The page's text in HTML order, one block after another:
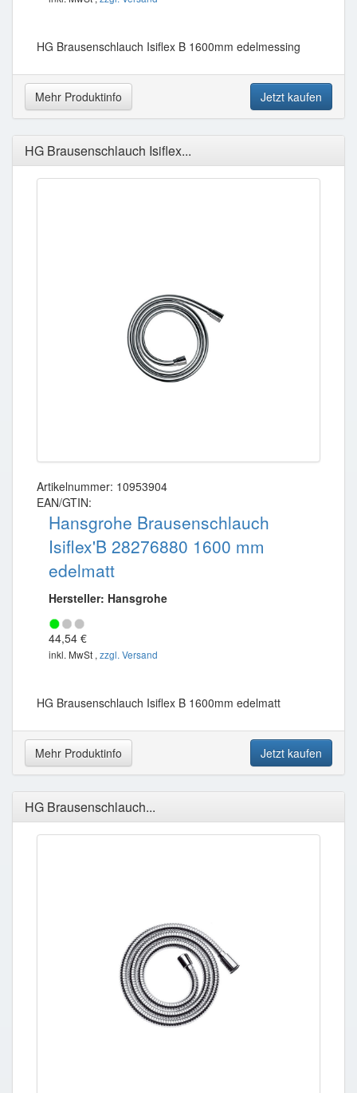
HG Brausenschlauch Isiflex B 1600mm edelmessing
Mehr Produktinfo Jetzt kaufen
HG Brausenschlauch Isiflex...
Artikelnummer: 10953904
EAN/GTIN:
Hansgrohe Brausenschlauch
Isiflex'B 28276880 1600 mm
edelmatt
Hersteller: Hansgrohe
44,54 €
inkl. MwSt , zzgl. Versand
HG Brausenschlauch Isiflex B 1600mm edelmatt
Mehr Produktinfo Jetzt kaufen
HG Brausenschlauch...